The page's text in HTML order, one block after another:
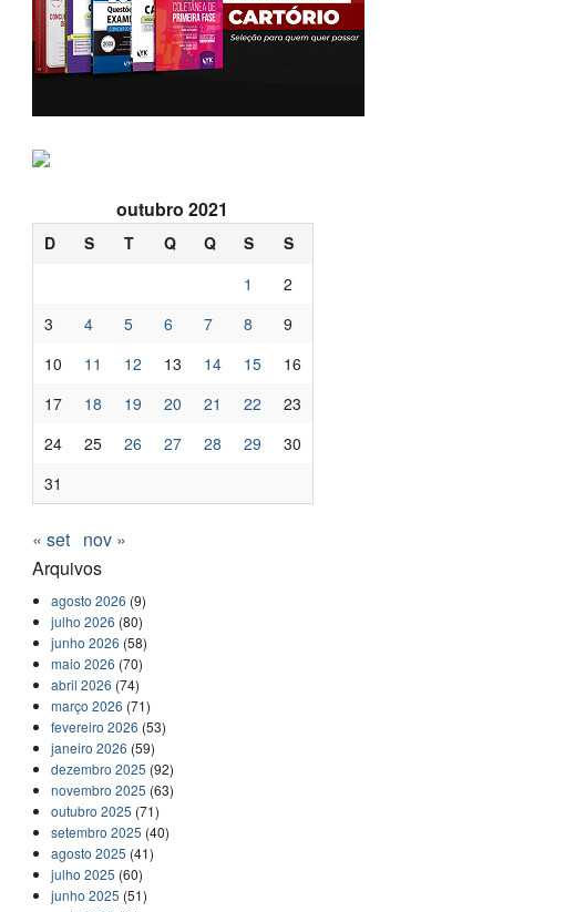
outubro 2021
D S T Q Q S
S
1
2
3
4 5 6 7 8
9
10
11 12 13 14 15
16
17
18 19 20 21 22
23
24
25 26 27 28 29
30
31
« set nov »
Arquivos
agosto 2026 (9)
julho 2026 (80)
junho 2026 (58)
maio 2026 (70)
abril 2026 (74)
março 2026 (71)
fevereiro 2026 (53)
janeiro 2026 (59)
dezembro 2025 (92)
novembro 2025 (63)
outubro 2025 (71)
setembro 2025 (40)
agosto 2025 (41)
julho 2025 (60)
junho 2025 (51)